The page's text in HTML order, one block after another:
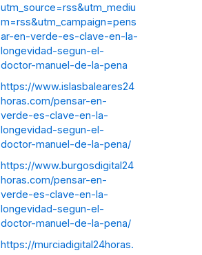
utm_source=rss&utm_mediu
m=rss&utm_campaign=pens
ar-en-verde-es-clave-en-la-
longevidad-segun-el-
doctor-manuel-de-la-pena
https://www.islasbaleares24
horas.com/pensar-en-
verde-es-clave-en-la-
longevidad-segun-el-
doctor-manuel-de-la-pena/
https://www.burgosdigital24
horas.com/pensar-en-
verde-es-clave-en-la-
longevidad-segun-el-
doctor-manuel-de-la-pena/
https://murciadigital24horas.